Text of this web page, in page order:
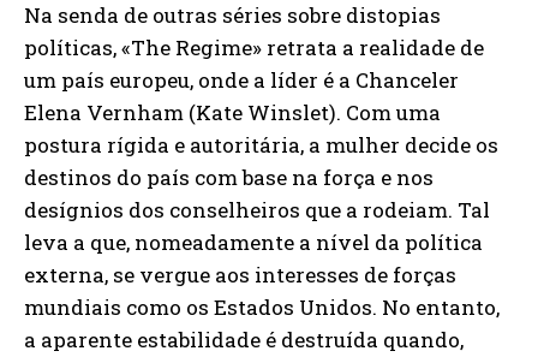
Na senda de outras séries sobre distopias
políticas, «The Regime» retrata a realidade de
um país europeu, onde a líder é a Chanceler
Elena Vernham (Kate Winslet). Com uma
postura rígida e autoritária, a mulher decide os
destinos do país com base na força e nos
desígnios dos conselheiros que a rodeiam. Tal
leva a que, nomeadamente a nível da política
externa, se vergue aos interesses de forças
mundiais como os Estados Unidos. No entanto,
a aparente estabilidade é destruída quando,